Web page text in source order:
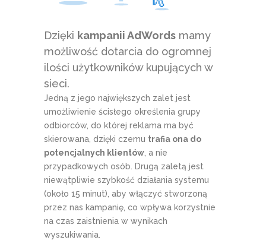
Dzięki kampanii AdWords mamy
możliwość dotarcia do ogromnej
ilości użytkowników kupujących w
sieci.
Jedną z jego największych zalet jest
umożliwienie ścisłego określenia grupy
odbiorców, do której reklama ma być
skierowana, dzięki czemu trafia ona do
potencjalnych klientów , a nie
przypadkowych osób. Drugą zaletą jest
niewątpliwie szybkość działania systemu
(około 15 minut), aby włączyć stworzoną
przez nas kampanię, co wpływa korzystnie
na czas zaistnienia w wynikach
wyszukiwania.